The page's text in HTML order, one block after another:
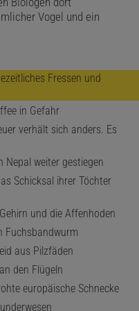
Vogel und ein
Fressen und
in Gefahr
verhält sich anders. Es
Nepal weiter gestiegen
Schicksal ihrer Töchter
und die Affenhoden
Fuchsbandwurm
aus Pilzfäden
den Flügeln
europäische Schnecke